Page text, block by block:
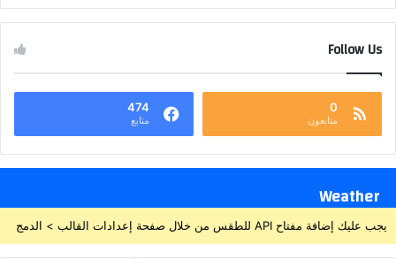
Follow Us
0
متابعون
474
متابع
Weather
يجب عليك إضافة مفتاح API للطقس من خلال صفحة إعدادات القالب > الدمج